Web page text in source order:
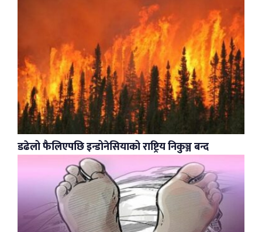
डढेलो फैलिएपछि इन्डोनेसियाको राष्ट्रिय निकुञ्ज बन्द